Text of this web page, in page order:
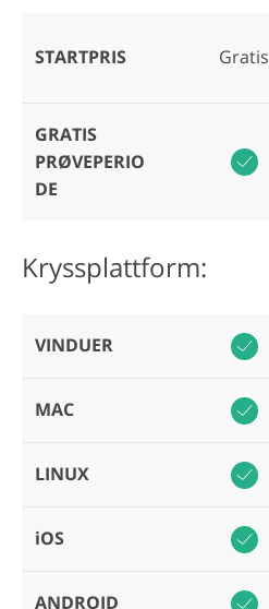
STARTPRIS Gratis
GRATIS
PRØVEPERIO
DE
Kryssplattform:
VINDUER
MAC
LINUX
iOS
ANDROID